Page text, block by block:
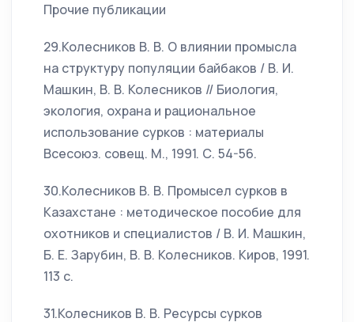
Прочие публикации
29.Колесников В. В. О влиянии промысла
на структуру популяции байбаков / В. И.
Машкин, В. В. Колесников // Биология,
экология, охрана и рациональное
использование сурков : материалы
Всесоюз. совещ. М., 1991. С. 54-56.
30.Колесников В. В. Промысел сурков в
Казахстане : методическое пособие для
охотников и специалистов / В. И. Машкин,
Б. Е. Зарубин, В. В. Колесников. Киров, 1991.
113 с.
31.Колесников В. В. Ресурсы сурков